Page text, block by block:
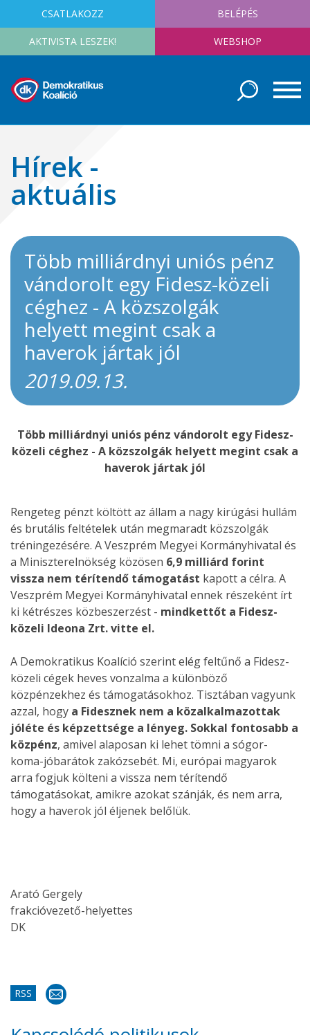
CSATLAKOZZ BELÉPÉS
AKTIVISTA LESZEK! WEBSHOP
Hírek -
aktuális
Több milliárdnyi uniós pénz
vándorolt egy Fidesz-közeli
céghez - A közszolgák
helyett megint csak a
haverok jártak jól
2019.09.13.
Több milliárdnyi uniós pénz vándorolt egy Fidesz-
közeli céghez - A közszolgák helyett megint csak a
haverok jártak jól
Rengeteg pénzt költött az állam a nagy kirúgási hullám
és brutális feltételek után megmaradt közszolgák
tréningezésére. A Veszprém Megyei Kormányhivatal és
a Miniszterelnökség közösen 6,9 milliárd forint
vissza nem térítendő támogatást kapott a célra. A
Veszprém Megyei Kormányhivatal ennek részeként írt
ki kétrészes közbeszerzést - mindkettőt a Fidesz-
közeli Ideona Zrt. vitte el.
A Demokratikus Koalíció szerint elég feltűnő a Fidesz-
közeli cégek heves vonzalma a különböző
közpénzekhez és támogatásokhoz. Tisztában vagyunk
azzal, hogy a Fidesznek nem a közalkalmazottak
jóléte és képzettsége a lényeg. Sokkal fontosabb a
közpénz, amivel alaposan ki lehet tömni a sógor-
koma-jóbarátok zakózsebét. Mi, európai magyarok
arra fogjuk költeni a vissza nem térítendő
támogatásokat, amikre azokat szánják, és nem arra,
hogy a haverok jól éljenek belőlük.
Arató Gergely
frakcióvezető-helyettes
DK
RSS